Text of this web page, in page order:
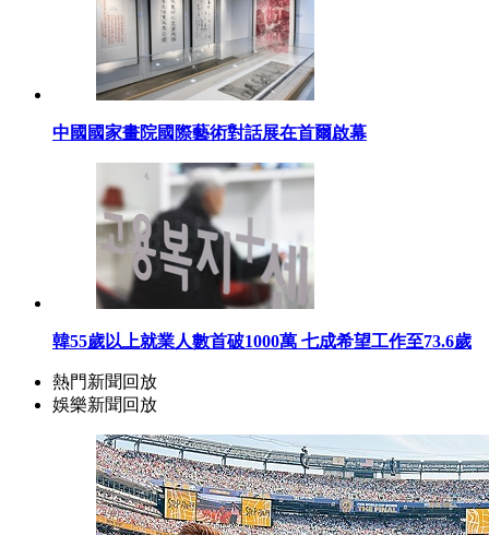
中國國家畫院國際藝術對話展在首爾啟幕
韓55歲以上就業人數首破1000萬 七成希望工作至73.6歲
熱門新聞回放
娛樂新聞回放